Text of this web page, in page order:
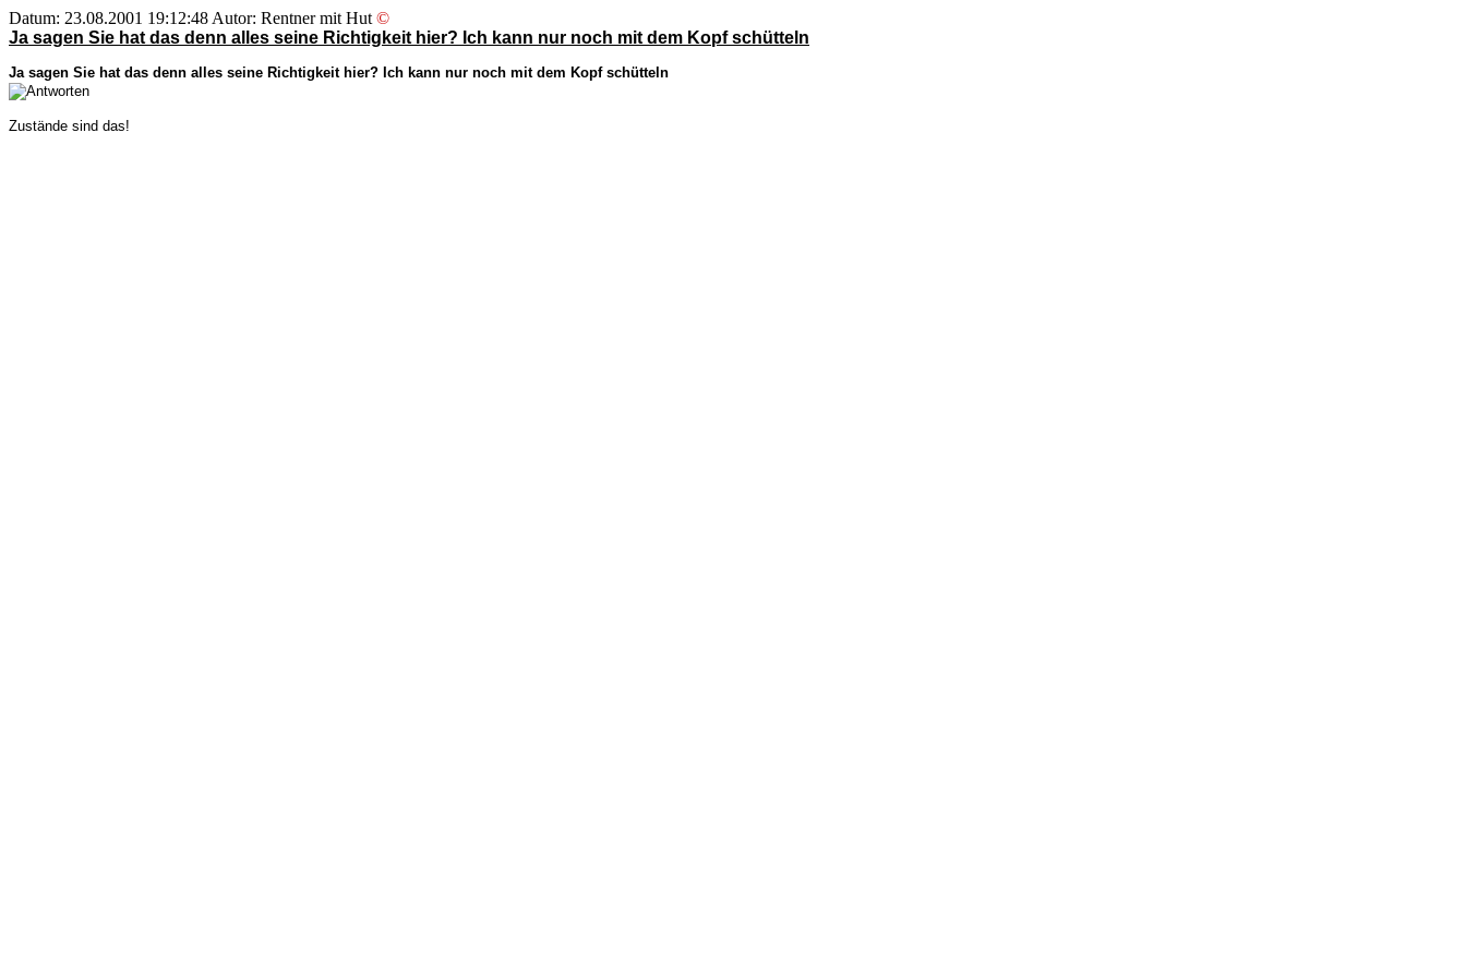
Datum: 23.08.2001 19:12:48 Autor: Rentner mit Hut ©
Ja sagen Sie hat das denn alles seine Richtigkeit hier? Ich kann nur noch mit dem Kopf schütteln
Ja sagen Sie hat das denn alles seine Richtigkeit hier? Ich kann nur noch mit dem Kopf schütteln
Zustände sind das!